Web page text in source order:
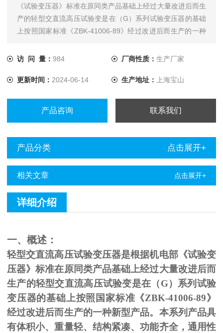
《试验变压器》标准在原同类产品基础上经过大量改进后而生
产的轻型交直流高压试验变是在（G）系列试验变压器的基础
上按照国家标准《ZBK-41006-89》经过改进后而生产的一种
访 问 量： 984 厂商性质： 生产厂家
更新时间： 2024-06-14 生产地址： 上海宝山
产品咨询 联系我们
产品分类 点击展开+
相关文章 点击展开+
详细介绍
一、概述：
轻型交直流高压试验变压器是根据机电部《试验变
压器》标准在原同类产品基础上经过大量改进后而
生产的轻型交直流高压试验变是在（G）系列试验
变压器的基础上按照国家标准《ZBK-41006-89》
经过改进后而生产的一种新型产品。本系列产品具
有体积小、重量轻、结构紧凑、功能齐全，通用性